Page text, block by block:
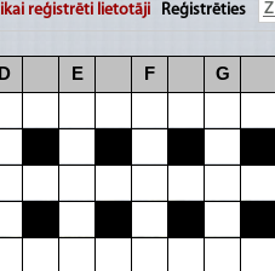
reģistrēti lietotāji Reģistrēties
D E F G